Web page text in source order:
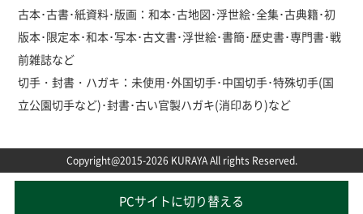
古本･古書･紙資料･版画：和本･古地図･浮世絵･全集･古典籍･初
版本･限定本･和本･写本･古文書･浮世絵･書簡･歴史書･専門書･戦
前雑誌など
切手・封書・ハガキ：未使用･外国切手･中国切手･特殊切手(国
立公園切手など)･封書･古い官製ハガキ(消印あり)など
Copyright@2015-2026 KURAYA All rights Reserved.
PCサイトに切り替える